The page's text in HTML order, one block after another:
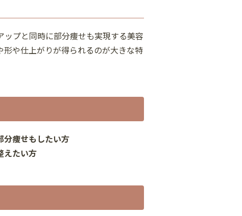
プと同時に部分痩せも実現する美容
や仕上がりが得られるのが大きな特
分痩せもしたい方
えたい方